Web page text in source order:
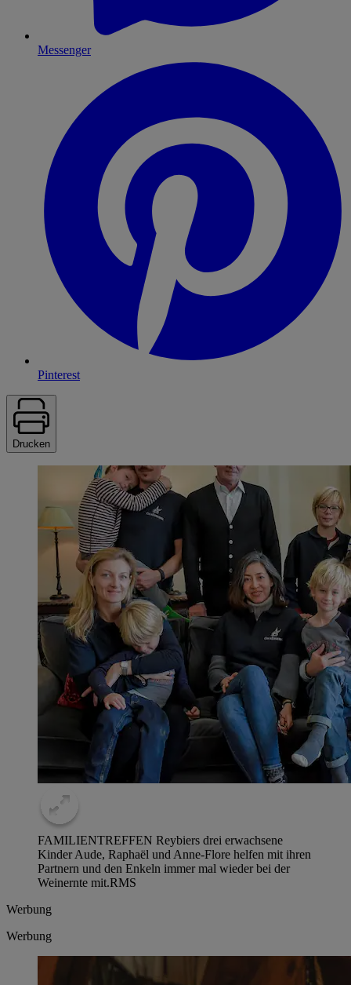
Messenger
Pinterest
Drucken
FAMILIENTREFFEN Reybiers drei erwachsene
Kinder Aude, Raphaël und Anne-Flore helfen mit ihren
Partnern und den Enkeln immer mal wieder bei der
Weinernte mit.RMS
Werbung
Werbung